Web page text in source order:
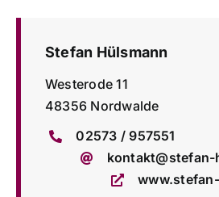
Stefan Hülsmann
Westerode 11
48356 Nordwalde
02573 / 957551
kontakt@stefan-